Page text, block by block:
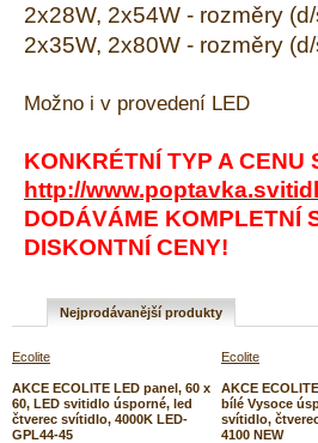
2x28W, 2x54W - rozměry
2x35W, 2x80W - rozměry
Možno i v provedení LED
KONKRÉTNÍ TYP A CENU
http://
DODÁVÁME KOMPLETNÍ
DISKONTNÍ CENY!
Nejprodávanější produkty
Ecolite
AKCE ECOLITE LED panel, 60 x
60, LED svitidlo úsporné, led
čtverec svítidlo, 4000K LED-
GPL44-45
Ecolite
AKCE
bílé Vysoce
svítidlo,
4100 NEW